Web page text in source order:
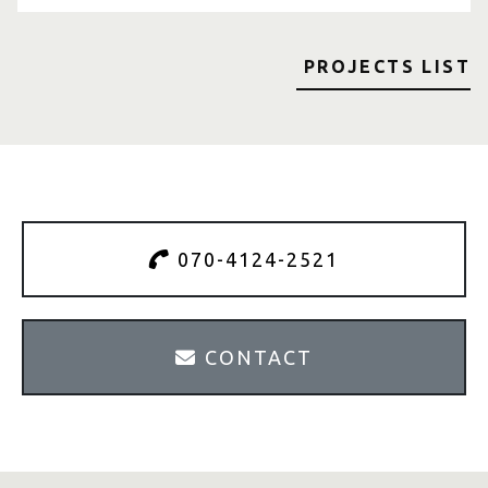
PROJECTS LIST
070-4124-2521
CONTACT